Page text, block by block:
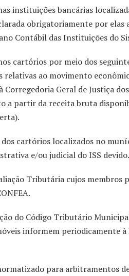
instituições bancárias
obrigatoriamente por elas
Contábil das Instituições do
cartórios por meio dos
relativas ao movimento
Corregedoria Geral de Justiça
a partir da receita bruta
cartórios localizados no
e/ou judicial do ISS devido.
Tributária cujos membros
do Código Tributário
informem periodicamente
para arbitramentos